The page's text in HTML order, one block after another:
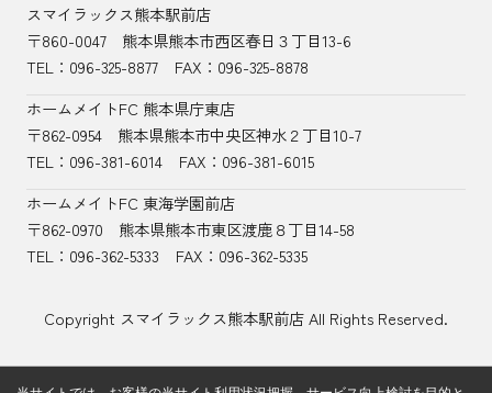
スマイラックス熊本駅前店
〒860-0047
熊本県熊本市西区春日３丁目13-6
TEL： 096-325-8877
FAX：096-325-8878
ホームメイトFC 熊本県庁東店
〒862-0954
熊本県熊本市中央区神水２丁目10-7
TEL：096-381-6014
FAX：096-381-6015
ホームメイトFC 東海学園前店
〒862-0970
熊本県熊本市東区渡鹿８丁目14-58
TEL： 096-362-5333 FAX：096-362-5335
Copyright スマイラックス熊本駅前店 All Rights Reserved.